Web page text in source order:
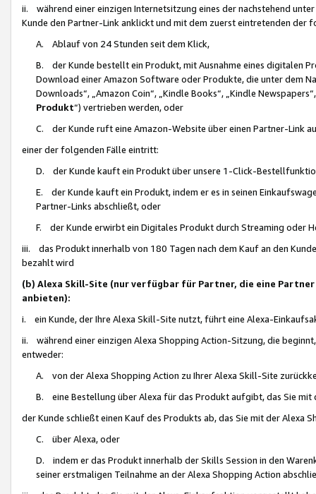
ii. während einer einzigen Internetsitzung eines der nachstehend
Kunde den Partner-Link anklickt und mit dem zuerst eintretenden der
A. Ablauf von 24 Stunden seit dem Klick,
B. der Kunde bestellt ein Produkt, mit Ausnahme eines digitalen
Download einer Amazon Software oder Produkte, die unter dem
Downloads“, „Amazon Coin“, „Kindle Books“, „Kindle
Produkt“) vertrieben werden, oder
C. der Kunde ruft eine Amazon-Website über einen Partner-Link
einer der folgenden Fälle eintritt:
D. der Kunde kauft ein Produkt über unsere 1-Click-
E. der Kunde kauft ein Produkt, indem er es in seinen
Partner-Links abschließt, oder
F. der Kunde erwirbt ein Digitales Produkt durch Streaming oder
iii. das Produkt innerhalb von 180 Tagen nach dem Kauf an den
bezahlt wird
(b) Alexa Skill-Site (nur verfügbar für Partner, die eine
anbieten):
i. ein Kunde, der Ihre Alexa Skill-Site nutzt, führt eine Alexa-
ii. während einer einzigen Alexa Shopping Action-Sitzung, die
entweder:
A. von der Alexa Shopping Action zu Ihrer Alexa Skill-Site
B. eine Bestellung über Alexa für das Produkt aufgibt, das Sie mit
der Kunde schließt einen Kauf des Produkts ab, das Sie mit der Alexa
C. über Alexa, oder
D. indem er das Produkt innerhalb der Skills Session in den
seiner erstmaligen Teilnahme an der Alexa Shopping Action